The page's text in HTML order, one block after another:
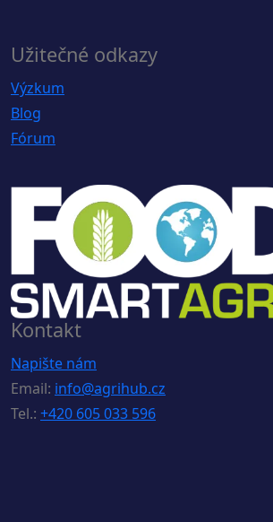
Užitečné odkazy
Výzkum
Blog
Fórum
Kontakt
Napište nám
Email: info@agrihub.cz
Tel.: +420 605 033 596